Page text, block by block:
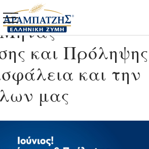
Μήνας
και Πρόληψης
και την
μας